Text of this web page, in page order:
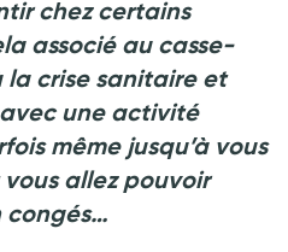
chez certains
associé au casse-
crise sanitaire et
une activité
même jusqu’à vous
allez pouvoir
congés…